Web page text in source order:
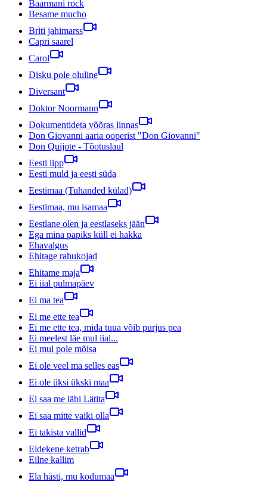
Baarmani rock
Besame mucho
Briti jahimarss
Capri saarel
Carol
Disku pole oluline
Diversant
Doktor Noormann
Dokumentideta võõras linnas
Don Giovanni aaria ooperist "Don Giovanni"
Don Quijote - Tõotuslaul
Eesti lipp
Eesti muld ja eesti süda
Eestimaa (Tuhanded külad)
Eestimaa, mu isamaa
Eestlane olen ja eestlaseks jään
Ega mina papiks küll ei hakka
Ehavalgus
Ehitage rahukojad
Ehitame maja
Ei iial pulmapäev
Ei ma tea
Ei me ette tea
Ei me ette tea, mida tuua võib purjus pea
Ei meelest läe mul iial...
Ei mul pole mõisa
Ei ole veel ma selles eas
Ei ole üksi ükski maa
Ei saa me läbi Lätita
Ei saa mitte vaiki olla
Ei takista vallid
Eidekene ketrab
Eilne kallim
Ela hästi, mu kodumaa